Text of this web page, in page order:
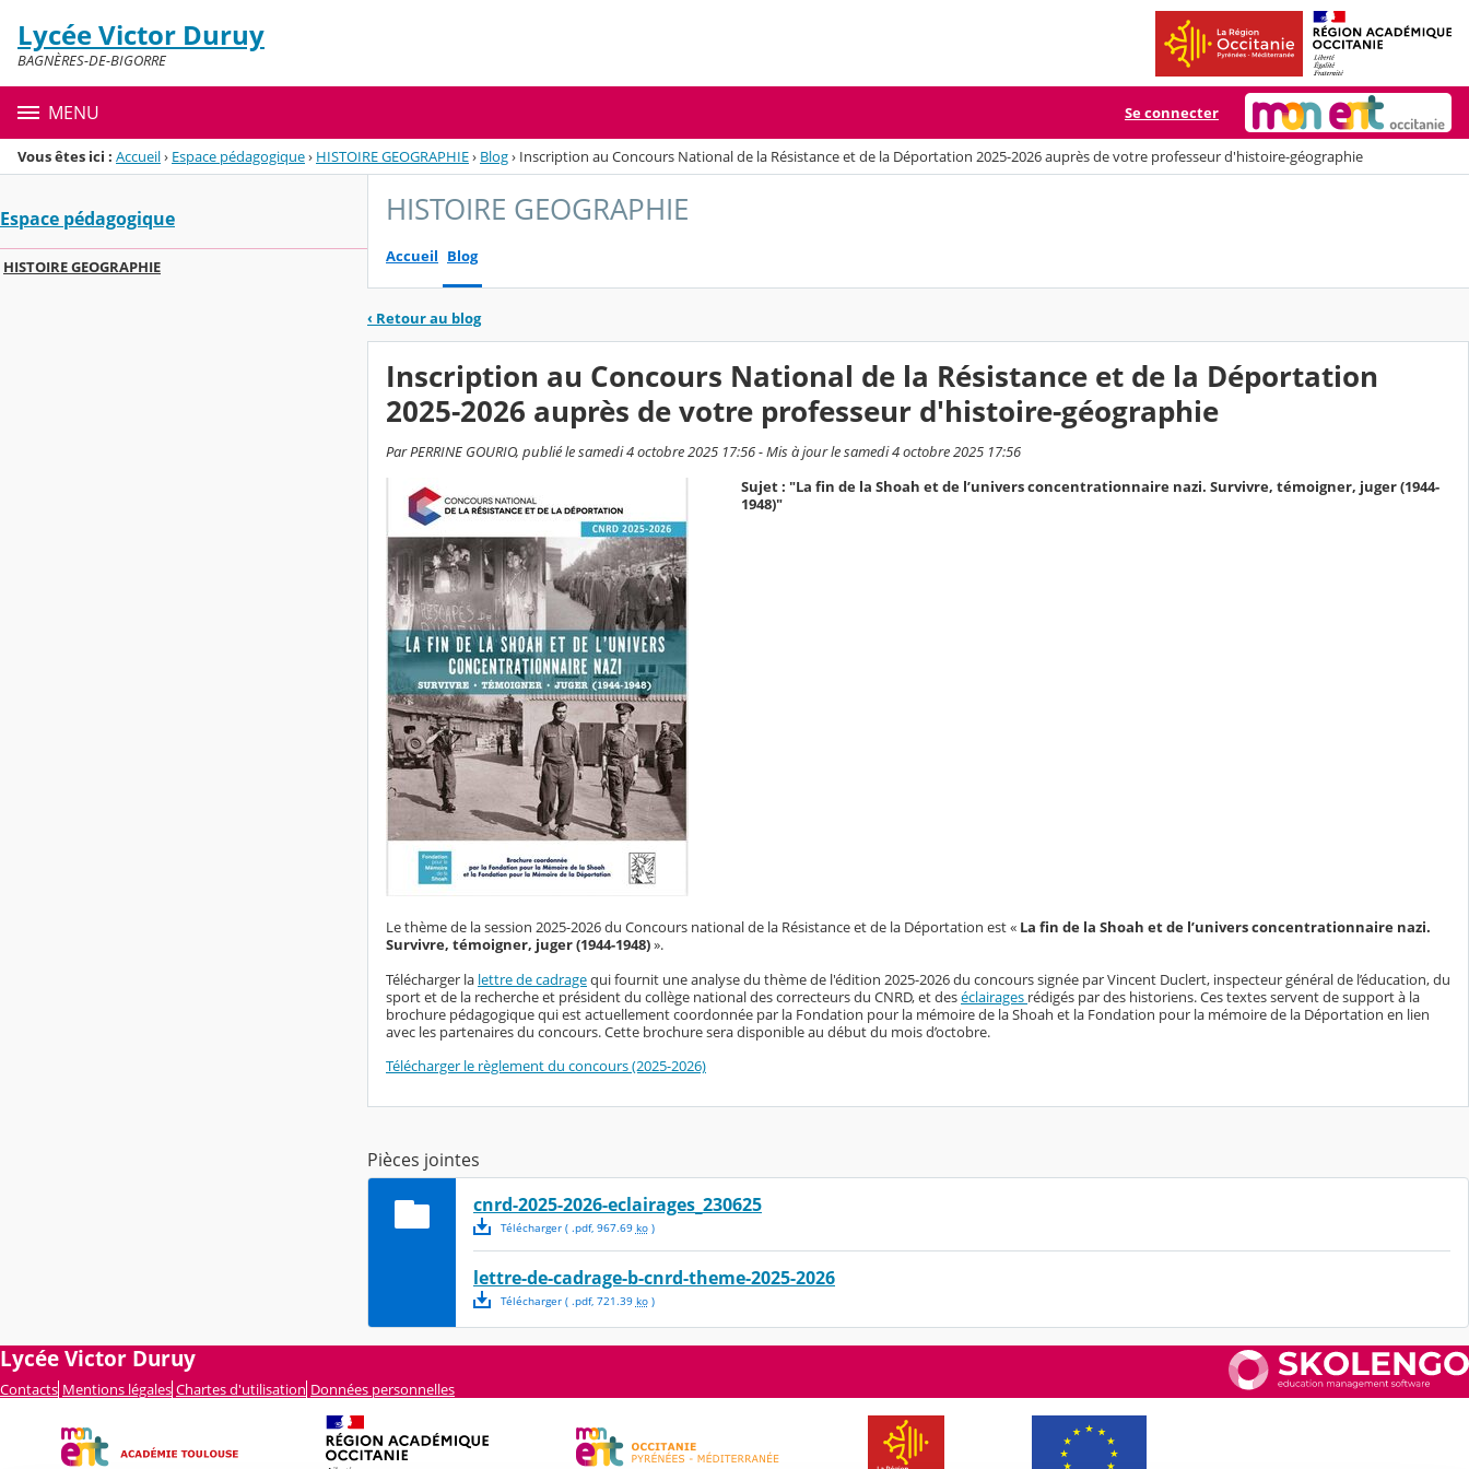
Menu de la rubrique
Contenu
Lycée Victor Duruy
BAGNÈRES-DE-BIGORRE
MENU Se connecter
Vous êtes ici : Accueil› Espace pédagogique› HISTOIRE GEOGRAPHIE› Blog› Inscription au Concours National de la Résistance et de la Déportation 2025-2026 auprès de votre professeur d'histoire-géographie
Espace pédagogique
HISTOIRE GEOGRAPHIE
HISTOIRE GEOGRAPHIE
Accueil Blog
‹ Retour au blog
Inscription au Concours National de la Résistance et de la Déportation
2025-2026 auprès de votre professeur d'histoire-géographie
Par PERRINE GOURIO, publié le samedi 4 octobre 2025 17:56 - Mis à jour le samedi 4 octobre 2025 17:56
Sujet : "La fin de la Shoah et de l’univers concentrationnaire nazi. Survivre, témoigner, juger (1944-
1948)"
Le thème de la session 2025-2026 du Concours national de la Résistance et de la Déportation est « La fin de la Shoah et de l’univers concentrationnaire nazi.
Survivre, témoigner, juger (1944-1948)».
Télécharger la lettre de cadragequi fournit une analyse du thème de l'édition 2025-2026 du concours signée par Vincent Duclert, inspecteur général de l’éducation, du
sport et de la recherche et président du collège national des correcteurs du CNRD, et deséclairages rédigés par des historiens. Ces textes servent de support à la
brochure pédagogique qui est actuellement coordonnée par la Fondation pour la mémoire de la Shoah et la Fondation pour la mémoire de la Déportation en lien
avec les partenaires du concours. Cette brochure sera disponible au début du mois d’octobre.
Télécharger le règlement du concours (2025-2026)
Pièces jointes
cnrd-2025-2026-eclairages_230625
Télécharger( .pdf, 967.69 ko)
lettre-de-cadrage-b-cnrd-theme-2025-2026
Télécharger( .pdf, 721.39 ko)
Lycée Victor Duruy
Contacts Mentions légales Chartes d'utilisation Données personnelles